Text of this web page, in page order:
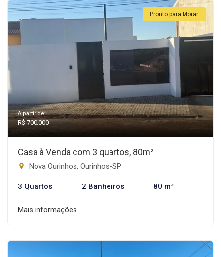
Pronto para Morar
A partir de:
R$ 700.000
Casa à Venda com 3 quartos, 80m²
Nova Ourinhos, Ourinhos-SP
3 Quartos 2 Banheiros 80 m²
Mais informações